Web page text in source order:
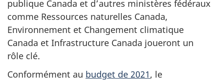
publique Canada et d’autres ministères fédéraux
comme Ressources naturelles Canada,
Environnement et Changement climatique
Canada et Infrastructure Canada joueront un
rôle clé.
Conformément au budget de 2021, le